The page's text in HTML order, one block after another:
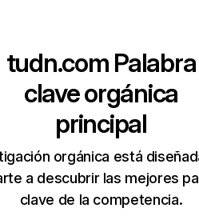
tudn.com Palabra
clave orgánica
principal
orgánica está
a descubrir las mejores
clave de la competencia.